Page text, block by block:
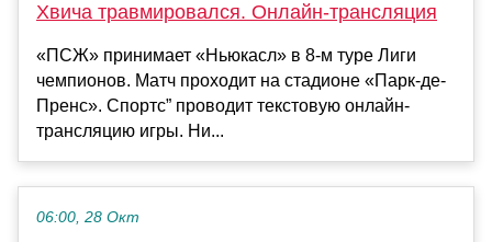
Хвича травмировался. Онлайн-трансляция
«ПСЖ» принимает «Ньюкасл» в 8-м туре Лиги
чемпионов. Матч проходит на стадионе «Парк-де-
Пренс». Спортс” проводит текстовую онлайн-
трансляцию игры. Ни...
06:00, 28 Окт